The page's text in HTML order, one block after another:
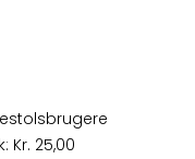
Kr. 25,00